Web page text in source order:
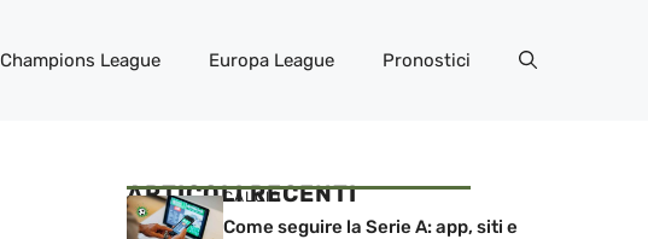
Champions League Europa League Pronostici
ARTICOLI RECENTI
CALCIO
Come seguire la Serie A: app, siti e